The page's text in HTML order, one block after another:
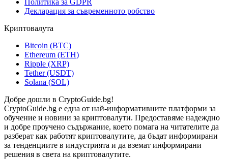
Политика за GDPR
Декларация за съвременното робство
Криптовалута
Bitcoin (BTC)
Ethereum (ETH)
Ripple (XRP)
Tether (USDT)
Solana (SOL)
Добре дошли в CryptoGuide.bg!
CryptoGuide.bg е една от най-информативните платформи за
обучение и новини за криптовалути. Предоставяме надеждно
и добре проучено съдържание, което помага на читателите да
разберат как работят криптовалутите, да бъдат информирани
за тенденциите в индустрията и да вземат информирани
решения в света на криптовалутите.